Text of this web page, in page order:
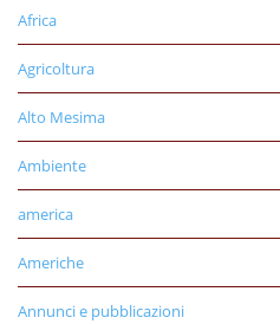
Africa
Agricoltura
Alto Mesima
Ambiente
america
Americhe
Annunci e pubblicazioni